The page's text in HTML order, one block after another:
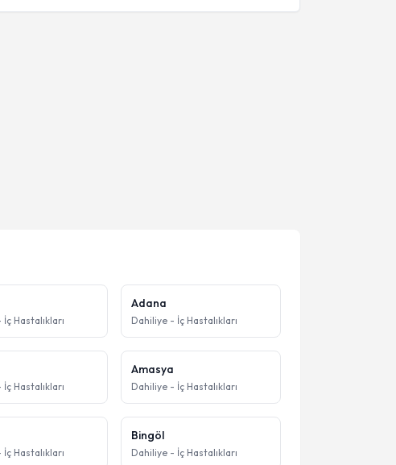
Hastalıkları
Adana
Dahiliye - İç Hastalıkları
Hastalıkları
Amasya
Dahiliye - İç Hastalıkları
Hastalıkları
Bingöl
Dahiliye - İç Hastalıkları